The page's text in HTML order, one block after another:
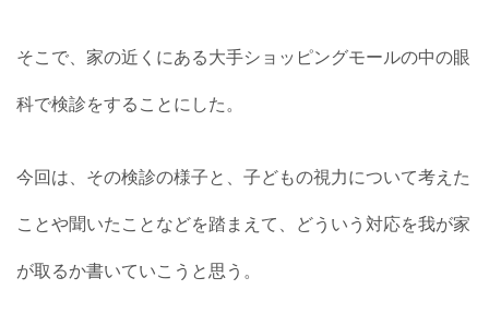
そこで、家の近くにある大手ショッピングモールの中の眼
科で検診をすることにした。
今回は、その検診の様子と、子どもの視力について考えた
ことや聞いたことなどを踏まえて、どういう対応を我が家
が取るか書いていこうと思う。